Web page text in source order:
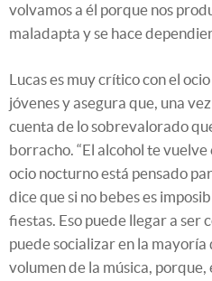
volvamos a él porque nos
maladapta y se hace
Lucas es muy crítico con el
jóvenes y asegura que, una
cuenta de lo sobrevalorado
borracho. “El alcohol te
ocio nocturno está pensado
dice que si no bebes es
fiestas. Eso puede llegar a ser
puede socializar en la
volumen de la música, porque,